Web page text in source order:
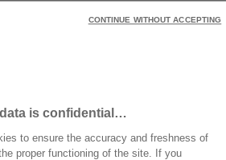
composé
son argent légalement sans être
?
immobilière
is confidential…
to ensure the accuracy and freshness of
proper functioning of the site. If you
CONTINUE WITHOUT ACCEPTING